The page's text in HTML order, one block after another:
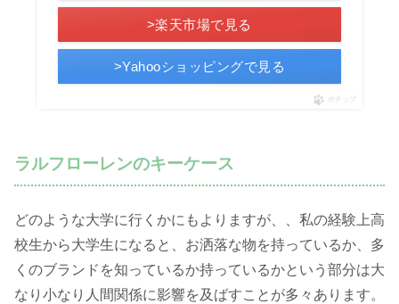
>楽天市場で見る
>Yahooショッピングで見る
ポチップ
ラルフローレンのキーケース
どのような大学に行くかにもよりますが、、私の経験上高
校生から大学生になると、お洒落な物を持っているか、多
くのブランドを知っているか持っているかという部分は大
なり小なり人間関係に影響を及ばすことが多々あります。